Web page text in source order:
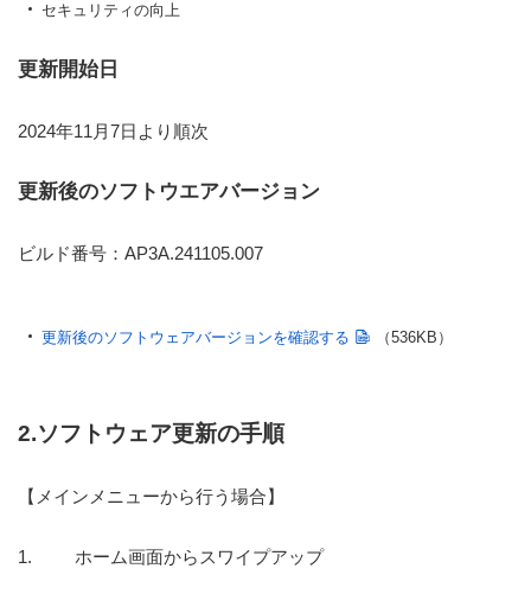
セキュリティの向上
更新開始日
2024年11月7日より順次
更新後のソフトウエアバージョン
ビルド番号：AP3A.241105.007
更新後のソフトウェアバージョンを確認する （536KB）
2.ソフトウェア更新の手順
【メインメニューから行う場合】
ホーム画面からスワイプアップ